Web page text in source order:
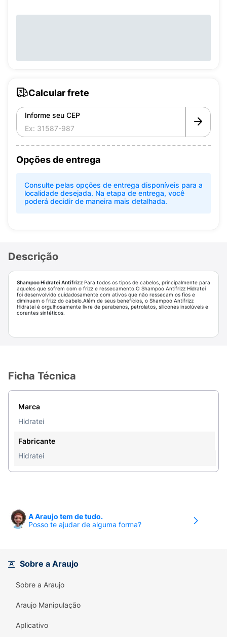
Calcular frete
Informe seu CEP
Opções de entrega
Consulte pelas opções de entrega disponíveis para a
localidade desejada. Na etapa de entrega, você
poderá decidir de maneira mais detalhada.
Descrição
Shampoo Hidratei Antifrizz Para todos os tipos de cabelos, principalmente para
aqueles que sofrem com o frizz e ressecamento.O Shampoo Antifrizz Hidratei
foi desenvolvido cuidadosamente com ativos que não ressecam os fios e
diminuem o frizz do cabelo.Além de seus benefícios, o Shampoo Antifrizz
Hidratei é orgulhosamente livre de parabenos, petrolatos, silicones insolúveis e
corantes sintéticos.
Ficha Técnica
Marca
Hidratei
Fabricante
Hidratei
A Araujo tem de tudo.
Posso te ajudar de alguma forma?
Sobre a Araujo
Sobre a Araujo
Araujo Manipulação
Aplicativo